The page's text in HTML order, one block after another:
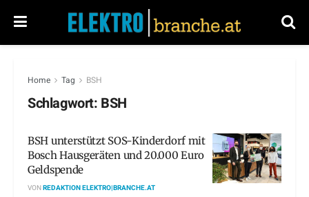
Home Tag BSH
Schlagwort: BSH
BSH unterstützt SOS-Kinderdorf mit
Bosch Hausgeräten und 20.000 Euro
Geldspende
VONREDAKTION ELEKTRO|BRANCHE.AT